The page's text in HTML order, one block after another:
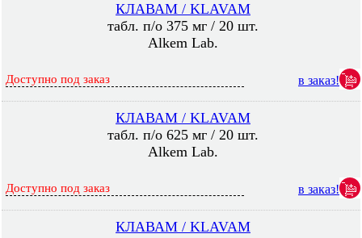
КЛАВАМ / KLAVAM
табл. п/о 375 мг / 20 шт.
Alkem Lab.
Доступно под заказ в заказ!
КЛАВАМ / KLAVAM
табл. п/о 625 мг / 20 шт.
Alkem Lab.
Доступно под заказ в заказ!
КЛАВАМ / KLAVAM